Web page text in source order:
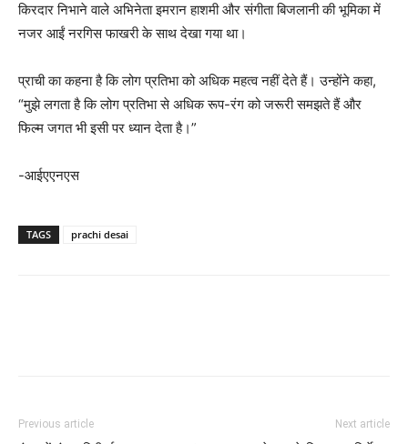
किरदार निभाने वाले अभिनेता इमरान हाशमी और संगीता बिजलानी की भूमिका में
नजर आईं नरगिस फाखरी के साथ देखा गया था।
प्राची का कहना है कि लोग प्रतिभा को अधिक महत्व नहीं देते हैं। उन्होंने कहा,
“मुझे लगता है कि लोग प्रतिभा से अधिक रूप-रंग को जरूरी समझते हैं और
फिल्म जगत भी इसी पर ध्यान देता है।”
-आईएएनएस
TAGS prachi desai
Previous article Next article